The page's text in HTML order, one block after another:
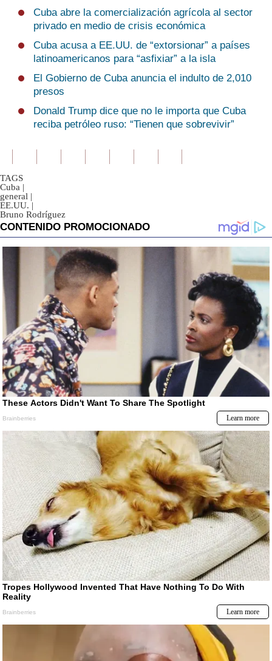
Cuba abre la comercialización agrícola al sector
privado en medio de crisis económica
Cuba acusa a EE.UU. de “extorsionar” a países
latinoamericanos para “asfixiar” a la isla
El Gobierno de Cuba anuncia el indulto de 2,010
presos
Donald Trump dice que no le importa que Cuba
reciba petróleo ruso: “Tienen que sobrevivir”
TAGS
Cuba |
general |
EE.UU. |
Bruno Rodríguez